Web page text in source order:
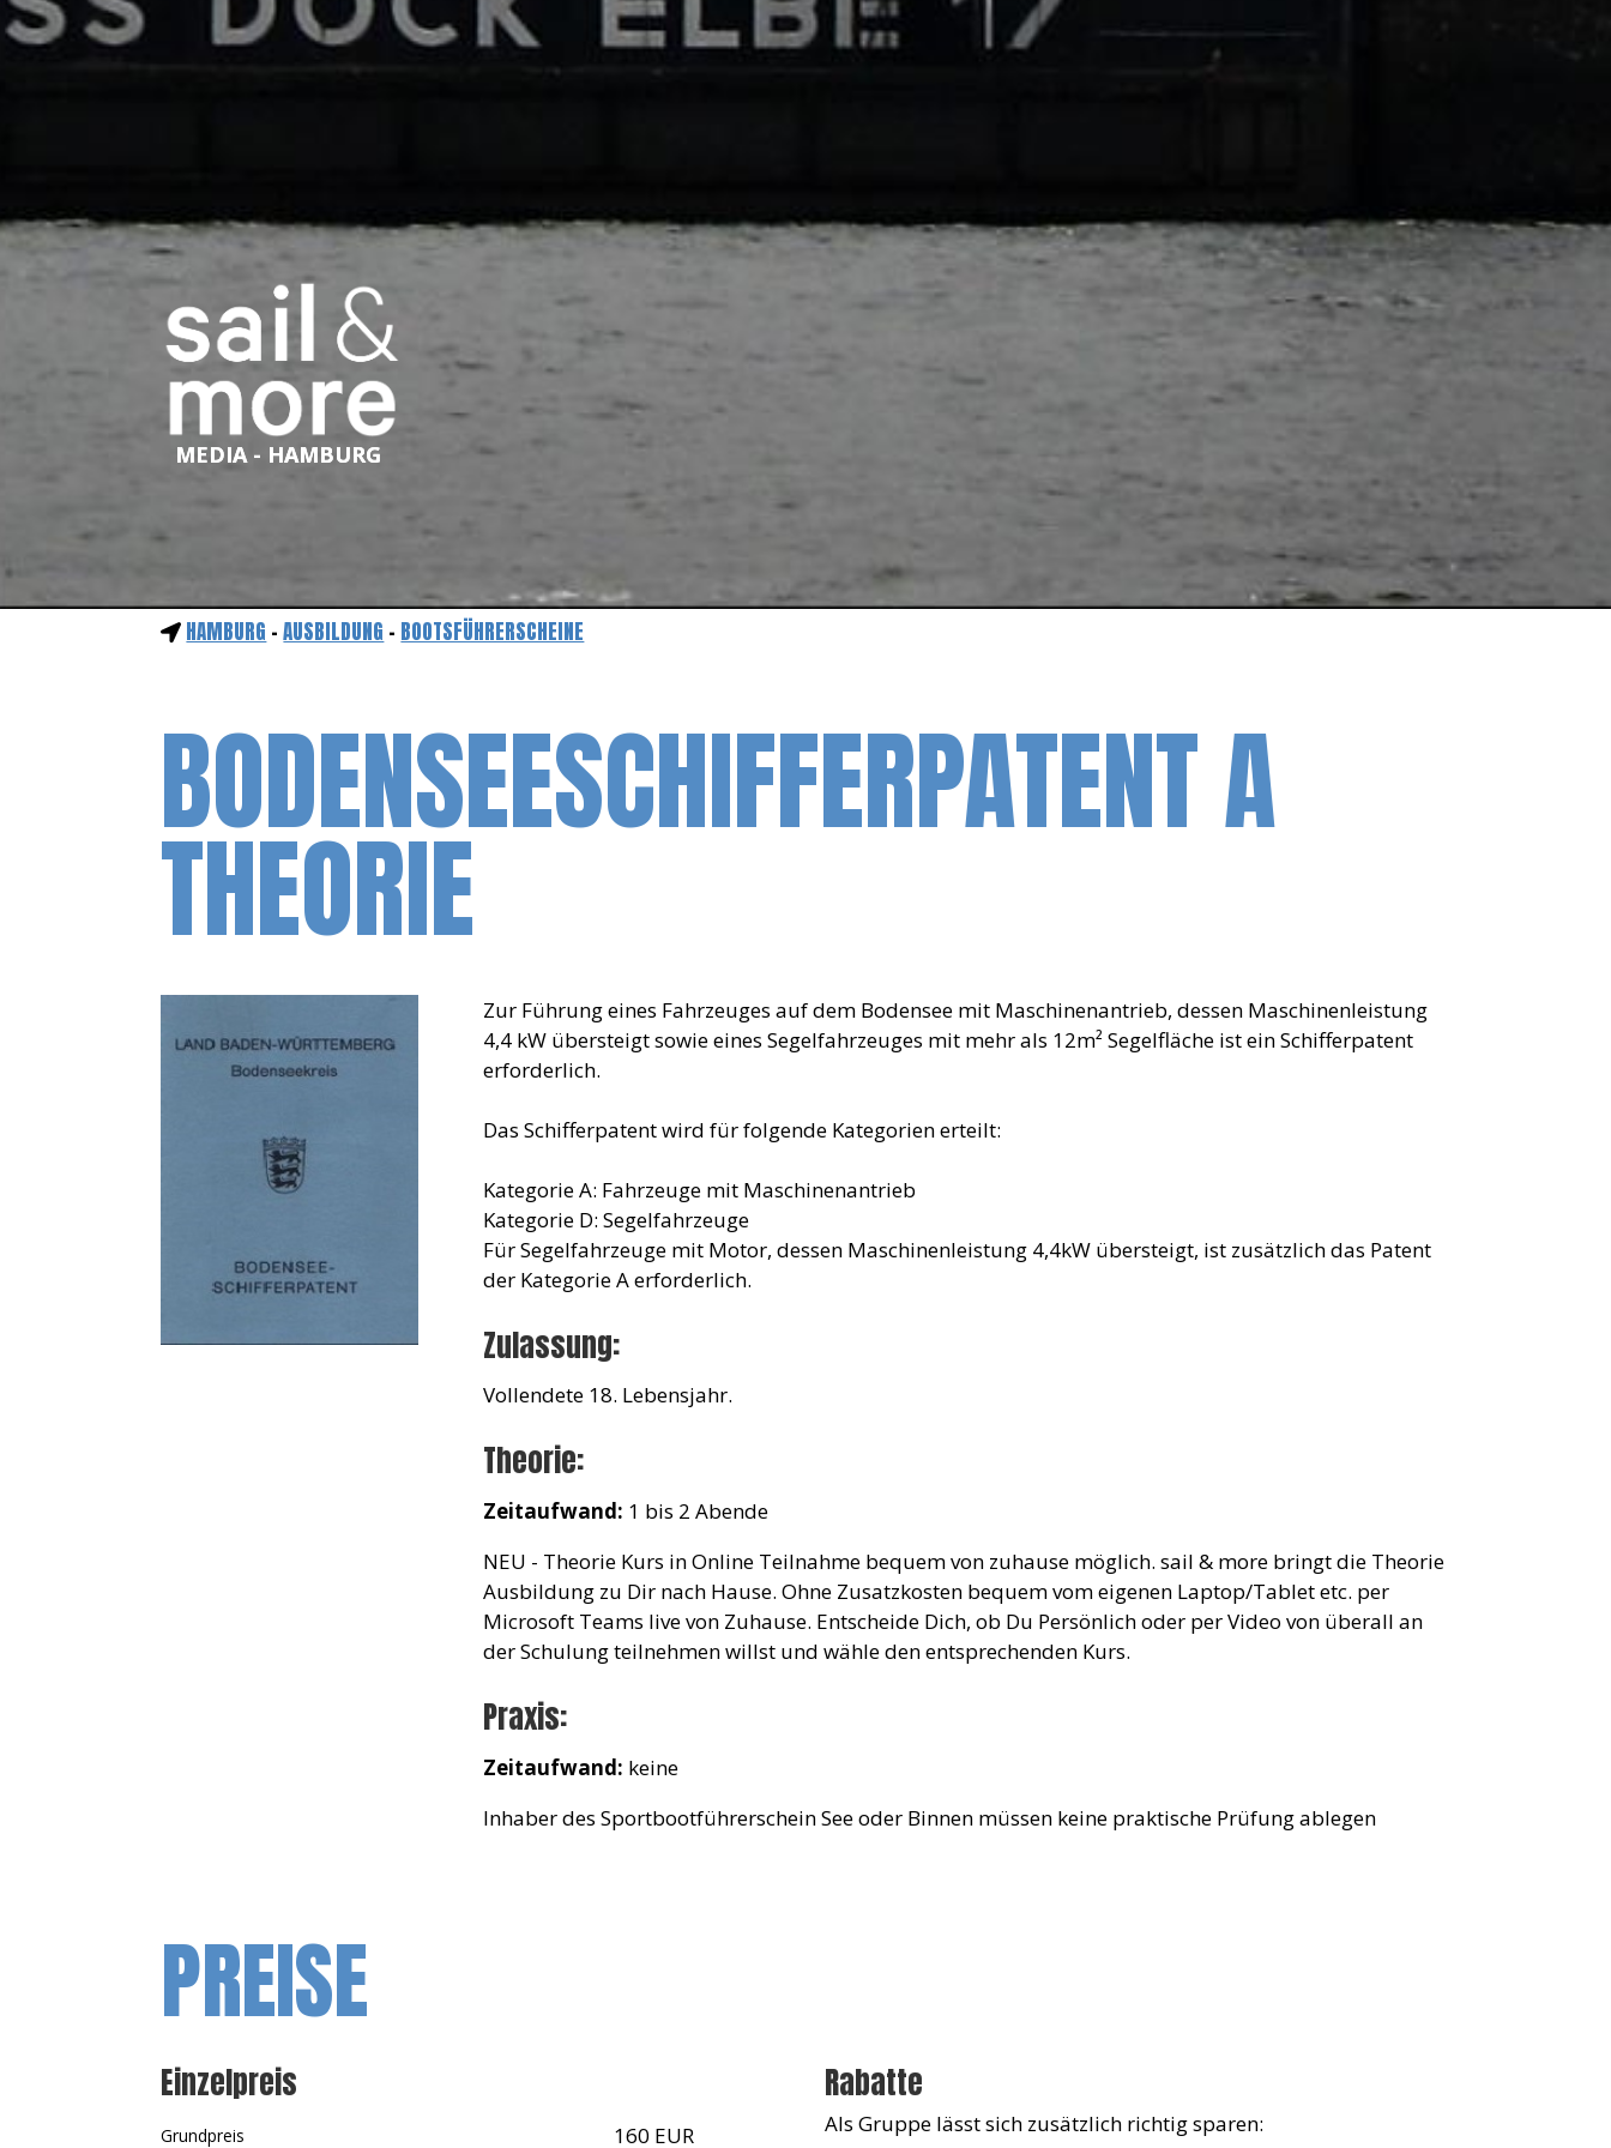
MEDIA - HAMBURG
HAMBURG -AUSBILDUNG - BOOTSFÜHRERSCHEINE
BODENSEESCHIFFERPATENT A
THEORIE
Zur Führung eines Fahrzeuges auf dem Bodensee mit Maschinenantrieb, dessen Maschinenleistung
4,4 kW übersteigt sowie eines Segelfahrzeuges mit mehr als 12m² Segelfläche ist ein Schifferpatent
erforderlich.
Das Schifferpatent wird für folgende Kategorien erteilt:
Kategorie A: Fahrzeuge mit Maschinenantrieb
Kategorie D: Segelfahrzeuge
Für Segelfahrzeuge mit Motor, dessen Maschinenleistung 4,4kW übersteigt, ist zusätzlich das Patent
der Kategorie A erforderlich.
Zulassung:
Vollendete 18. Lebensjahr.
Theorie:
Zeitaufwand: 1 bis 2 Abende
NEU - Theorie Kurs in Online Teilnahme bequem von zuhause möglich. sail & more bringt die Theorie
Ausbildung zu Dir nach Hause. Ohne Zusatzkosten bequem vom eigenen Laptop/Tablet etc. per
Microsoft Teams live von Zuhause. Entscheide Dich, ob Du Persönlich oder per Video von überall an
der Schulung teilnehmen willst und wähle den entsprechenden Kurs.
Praxis:
Zeitaufwand: keine
Inhaber des Sportbootführerschein See oder Binnen müssen keine praktische Prüfung ablegen
PREISE
Einzelpreis
Grundpreis 160 EUR
Rabatte
Als Gruppe lässt sich zusätzlich richtig sparen: